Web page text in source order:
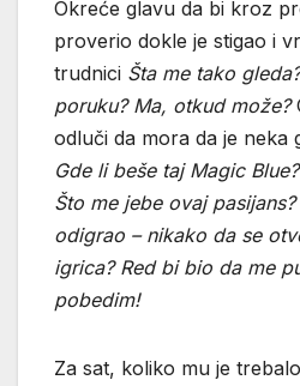
Okreće glavu da bi kroz
proverio dokle je stigao i
trudnici Šta me tako
poruku? Ma, otkud može?
odluči da mora da je neka
Gde li beše taj Magic Blue?
Što me jebe ovaj
odigrao – nikako da se
igrica? Red bi bio da me
pobedim!
Za sat, koliko mu je